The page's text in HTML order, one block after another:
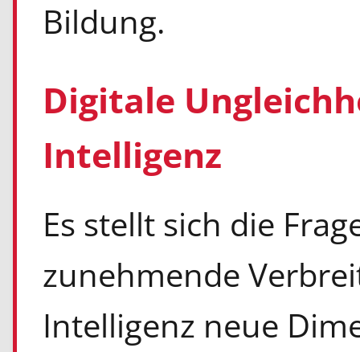
Bildung.
Digitale
Intelligenz
Es stellt sich die
zunehmende
Intelligenz neue